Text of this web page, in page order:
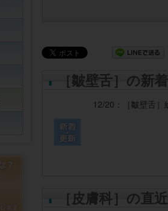
［皺壁舌］の新
12/20： ［皺壁舌］
［皮膚科］の直